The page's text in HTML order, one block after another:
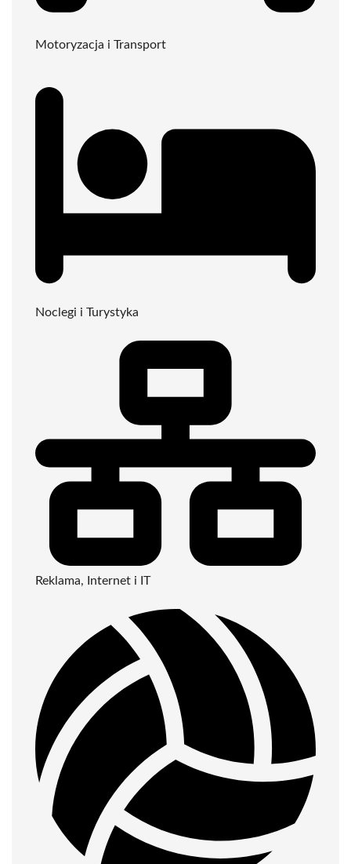
Motoryzacja i Transport
Noclegi i Turystyka
Reklama, Internet i IT